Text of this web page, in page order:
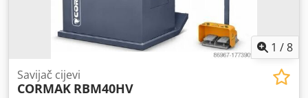
1 /8
Savijač cijevi
CORMAK RBM40HV